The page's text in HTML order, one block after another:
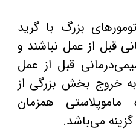
بزرگ با گرید
قبل از عمل نباشند و
قبل از عمل
خروج بخش بزرگی از
همزمان
می‌باشد.